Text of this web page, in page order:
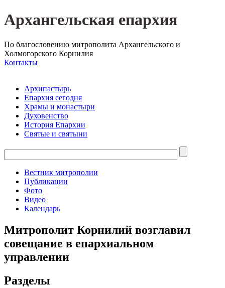
Архангельская епархия
По благословению митрополита Архангельского и
Холмогорского Корнилия
Контакты
Архипастырь
Епархия сегодня
Храмы и монастыри
Духовенство
История Епархии
Святые и святыни
Вестник митрополии
Публикации
Фото
Видео
Календарь
Митрополит Корнилий возглавил
совещание в епархиальном
управлении
Разделы